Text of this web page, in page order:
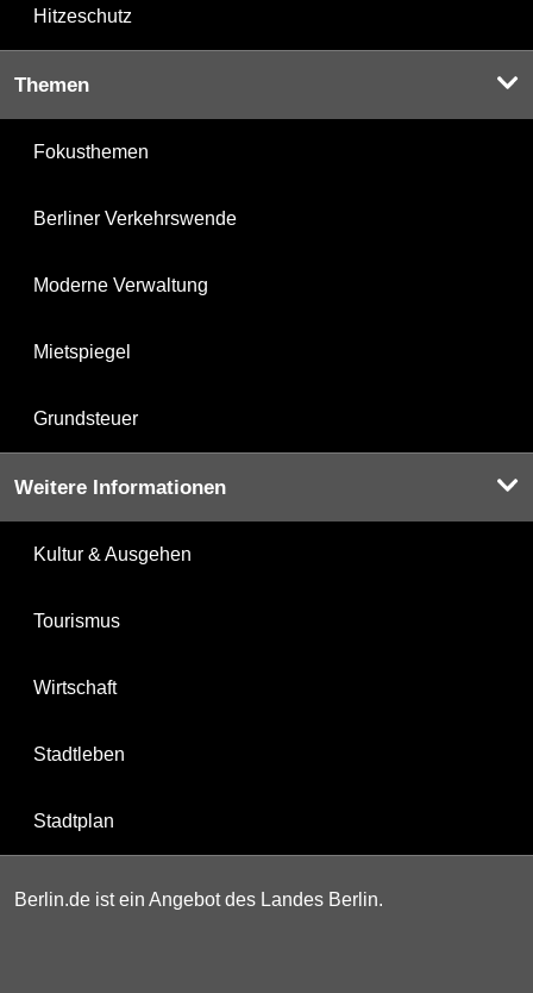
Hitzeschutz
Themen
Fokusthemen
Berliner Verkehrswende
Moderne Verwaltung
Mietspiegel
Grundsteuer
Weitere Informationen
Kultur & Ausgehen
Tourismus
Wirtschaft
Stadtleben
Stadtplan
Berlin.de ist ein Angebot des Landes Berlin.